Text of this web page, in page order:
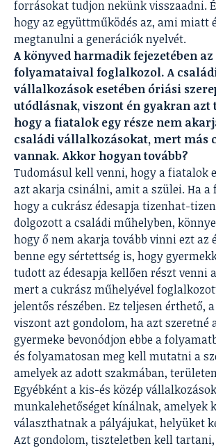
forrásokat tudjon nekünk visszaadni.
hogy az együttműködés az, ami miatt
megtanulni a generációk nyelvét.
A könyved harmadik fejezetében
folyamataival foglalkozol. A
vállalkozások esetében óriási
utódlásnak, viszont én gyakran azt
hogy a fiatalok egy része nem
családi vállalkozásokat, mert más
vannak. Akkor hogyan tovább?
Tudomásul kell venni, hogy a fiatalok
azt akarja csinálni, amit a szülei. Ha
hogy a cukrász édesapja tizenhat-
dolgozott a családi műhelyben,
hogy ő nem akarja tovább vinni ezt az
benne egy sértettség is, hogy
tudott az édesapja kellően részt venni
mert a cukrász műhelyével
jelentős részében. Ez teljesen érthető,
viszont azt gondolom, ha azt szeretné
gyermeke bevonódjon ebbe a
és folyamatosan meg kell mutatni a
amelyek az adott szakmában,
Egyébként a kis-és közép
munkalehetőséget kínálnak, amelyek
választhatnak a pályájukat, helyüket
Azt gondolom, tiszteletben kell